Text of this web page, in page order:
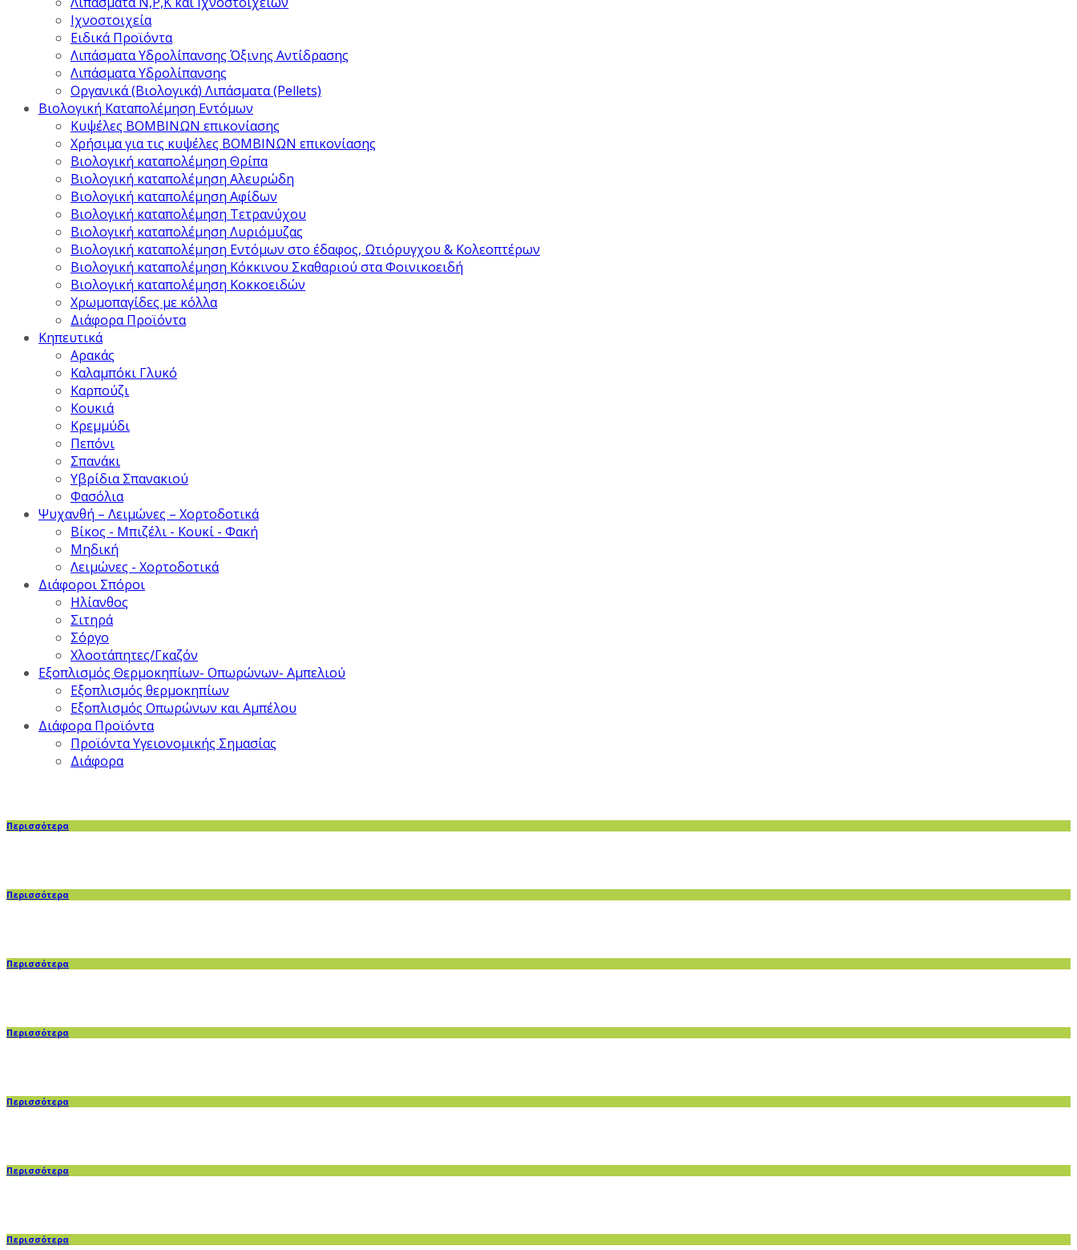
Ιχνοστοιχεία
Ειδικά Προϊόντα
Λιπάσματα Υδρολίπανσης Όξινης Αντίδρασης
Λιπάσματα Υδρολίπανσης
Οργανικά (Βιολογικά) Λιπάσματα (Pellets)
Βιολογική Καταπολέμηση Εντόμων
Κυψέλες ΒΟΜΒΙΝΩΝ επικονίασης
Χρήσιμα για τις κυψέλες ΒΟΜΒΙΝΩΝ επικονίασης
Βιολογική καταπολέμηση Θρίπα
Βιολογική καταπολέμηση Αλευρώδη
Βιολογική καταπολέμηση Αφίδων
Βιολογική καταπολέμηση Τετρανύχου
Βιολογική καταπολέμηση Λυριόμυζας
Βιολογική καταπολέμηση Εντόμων στο έδαφος, Ωτιόρυγχου & Κολεοπτέρων
Βιολογική καταπολέμηση Κόκκινου Σκαθαριού στα Φοινικοειδή
Βιολογική καταπολέμηση Κοκκοειδών
Χρωμοπαγίδες με κόλλα
Διάφορα Προϊόντα
Κηπευτικά
Αρακάς
Καλαμπόκι Γλυκό
Καρπούζι
Κουκιά
Κρεμμύδι
Πεπόνι
Σπανάκι
Υβρίδια Σπανακιού
Φασόλια
Ψυχανθή – Λειμώνες – Χορτοδοτικά
Βίκος - Μπιζέλι - Κουκί - Φακή
Μηδική
Λειμώνες - Χορτοδοτικά
Διάφοροι Σπόροι
Ηλίανθος
Σιτηρά
Σόργο
Χλοοτάπητες/Γκαζόν
Εξοπλισμός Θερμοκηπίων- Οπωρώνων- Αμπελιού
Εξοπλισμός θερμοκηπίων
Εξοπλισμός Οπωρώνων και Αμπέλου
Διάφορα Προϊόντα
Προϊόντα Υγειονομικής Σημασίας
Διάφορα
Περισσότερα
Περισσότερα
Περισσότερα
Περισσότερα
Περισσότερα
Περισσότερα
Περισσότερα